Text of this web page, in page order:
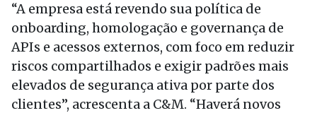
“A empresa está revendo sua política de
onboarding, homologação e governança de
APIs e acessos externos, com foco em reduzir
riscos compartilhados e exigir padrões mais
elevados de segurança ativa por parte dos
clientes”, acrescenta a C&M. “Haverá novos